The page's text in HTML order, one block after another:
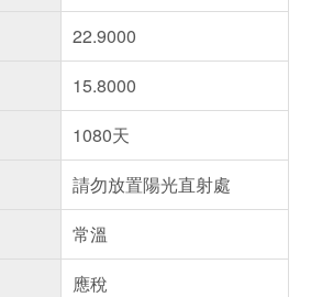
22.9000
15.8000
1080天
請勿放置陽光直射處
常溫
應稅